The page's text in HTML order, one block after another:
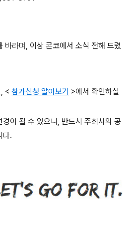
바라며, 이상 콘코에서 소식 전해 드렸
, < 참가신청 알아보기 >에서 확인하실
이 될 수 있으니 , 반드시 주최사의 공
다.